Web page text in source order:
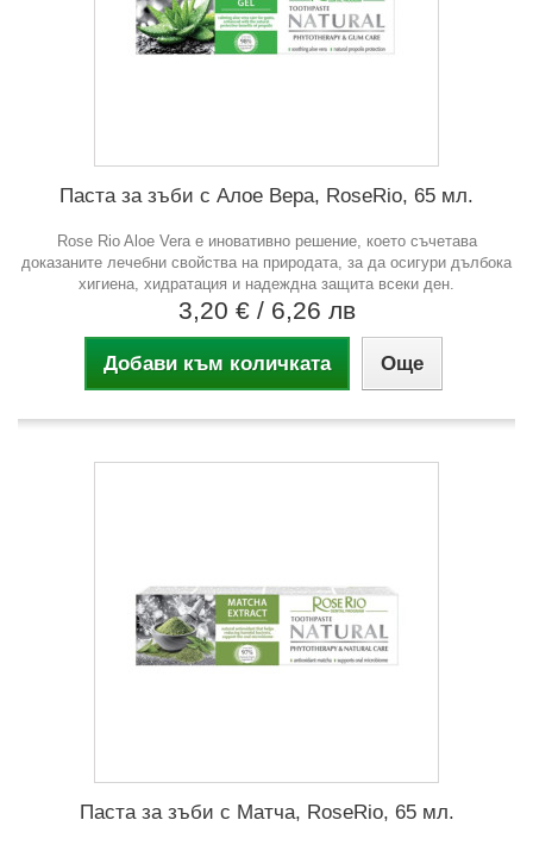
Паста за зъби с Алое Вера, RoseRio, 65 мл.
Rose Rio Aloe Vera е иновативно решение, което съчетава
доказаните лечебни свойства на природата, за да осигури дълбока
хигиена, хидратация и надеждна защита всеки ден.
3,20 € / 6,26 лв
Добави към количката Още
Паста за зъби с Матча, RoseRio, 65 мл.